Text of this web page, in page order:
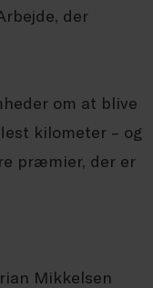
der
om at blive
kilometer – og
præmier, der er
Mikkelsen